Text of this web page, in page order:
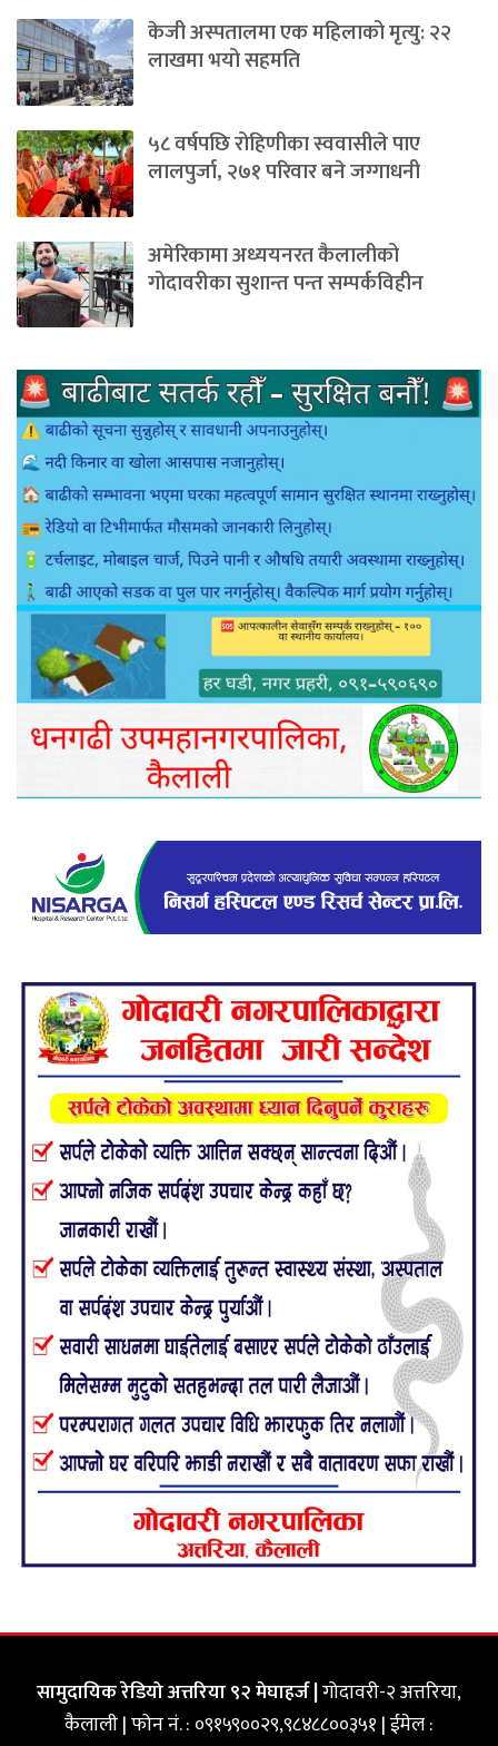
केजी अस्पतालमा एक महिलाको मृत्यु: २२
लाखमा भयो सहमति
५८ वर्षपछि रोहिणीका स्ववासीले पाए
लालपुर्जा, २७१ परिवार बने जग्गाधनी
अमेरिकामा अध्ययनरत कैलालीको
गोदावरीका सुशान्त पन्त सम्पर्कविहीन
सामुदायिक रेडियो अत्तरिया ९२ मेघाहर्ज |गोदावरी-२ अत्तरिया,
कैलाली | फोन नं. : ०९१५९००२९,९८४८८००३५१ | ईमेल :